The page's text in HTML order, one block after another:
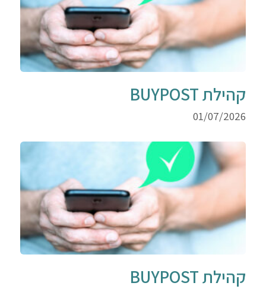
קהילת BUYPOST
01/07/2026
קהילת BUYPOST